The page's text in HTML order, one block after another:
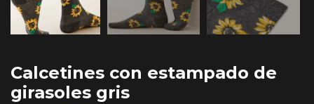
Calcetines con estampado de
girasoles gris